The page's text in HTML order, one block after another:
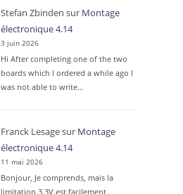
Stefan Zbinden sur Montage
électronique 4.14
3 juin 2026
Hi After completing one of the two
boards which I ordered a while ago I
was not able to write…
Franck Lesagesur Montage
électronique 4.14
11 mai 2026
Bonjour, Je comprends, mais la
limitation 3.3V est facilement